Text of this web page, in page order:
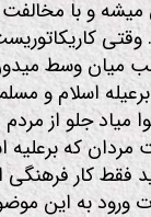
میان وسط
برعیله اسلام و
میاد جلو از
که برعلیه
فقط کار
ورود به این